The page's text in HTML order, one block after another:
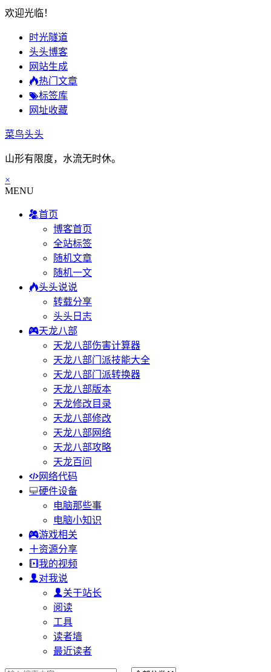
欢迎光临！
时光隧道
头头博客
网站生成
热门文章
标签库
网址收藏
菜鸟头头
山形有限度，水流无时休。
×
MENU
首页
博客首页
全站标签
随机文章
随机一文
头头说说
转载分享
头头日志
天龙八部
天龙八部伤害计算器
天龙八部门派技能大全
天龙八部门派转换器
天龙八部版本
天龙修改目录
天龙八部修改
天龙八部网络
天龙八部攻略
天龙百问
网络代码
硬件设备
电脑那些事
电脑小知识
游戏相关
资源分享
我的视频
对我说
关于站长
阅读
工具
读者墙
最近读者